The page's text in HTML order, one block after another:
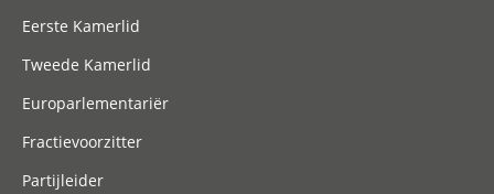
Eerste Kamerlid
Tweede Kamerlid
Europarlementariër
Fractievoorzitter
Partijleider